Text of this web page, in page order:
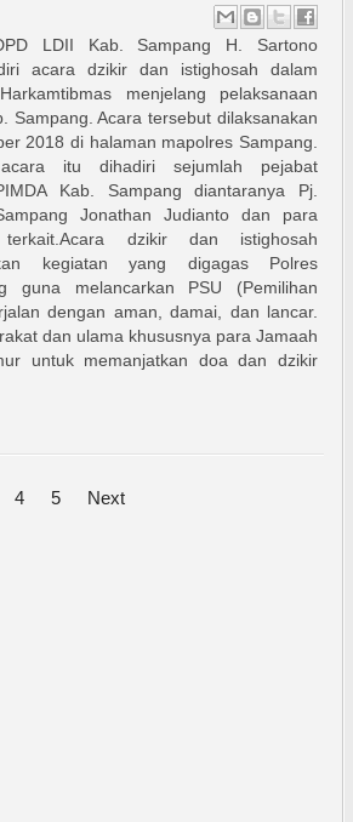
LDII Kab. Sampang H. Sartono
acara dzikir dan istighosah dalam
menjelang pelaksanaan
Sampang. Acara tersebut dilaksanakan
2018 di halaman mapolres Sampang.
itu dihadiri sejumlah pejabat
Kab. Sampang diantaranya Pj.
Jonathan Judianto dan para
dzikir dan istighosah
kegiatan yang digagas Polres
guna melancarkan PSU (Pemilihan
dengan aman, damai, dan lancar.
dan ulama khususnya para Jamaah
untuk memanjatkan doa dan dzikir
4 5 Next